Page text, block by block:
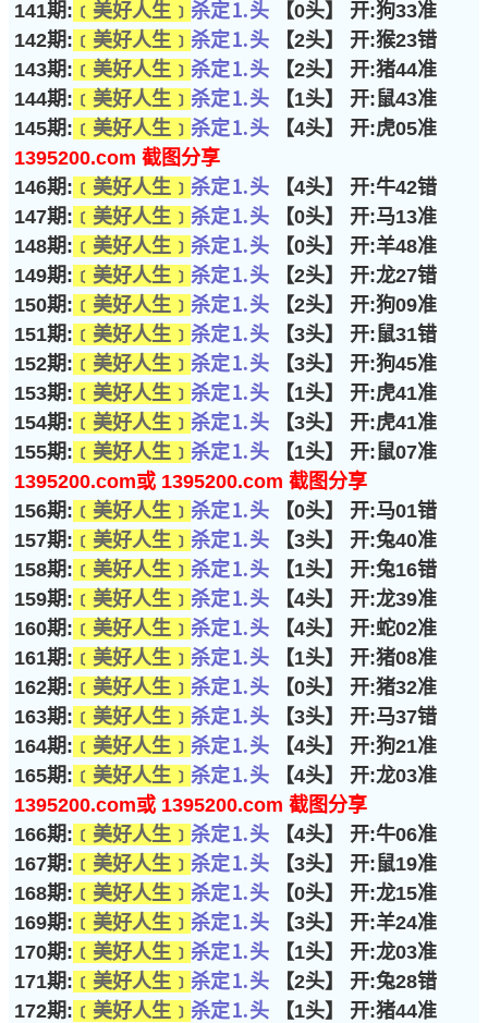
141期: ﹝美好人生﹞ 杀定⒈头 【0头】 开:狗33准
142期: ﹝美好人生﹞ 杀定⒈头 【2头】 开:猴23错
143期: ﹝美好人生﹞ 杀定⒈头 【2头】 开:猪44准
144期: ﹝美好人生﹞ 杀定⒈头 【1头】 开:鼠43准
145期: ﹝美好人生﹞ 杀定⒈头 【4头】 开:虎05准
1395200.com 截图分享
146期: ﹝美好人生﹞ 杀定⒈头 【4头】 开:牛42错
147期: ﹝美好人生﹞ 杀定⒈头 【0头】 开:马13准
148期: ﹝美好人生﹞ 杀定⒈头 【0头】 开:羊48准
149期: ﹝美好人生﹞ 杀定⒈头 【2头】 开:龙27错
150期: ﹝美好人生﹞ 杀定⒈头 【2头】 开:狗09准
151期: ﹝美好人生﹞ 杀定⒈头 【3头】 开:鼠31错
152期: ﹝美好人生﹞ 杀定⒈头 【3头】 开:狗45准
153期: ﹝美好人生﹞ 杀定⒈头 【1头】 开:虎41准
154期: ﹝美好人生﹞ 杀定⒈头 【3头】 开:虎41准
155期: ﹝美好人生﹞ 杀定⒈头 【1头】 开:鼠07准
1395200.com或 1395200.com 截图分享
156期: ﹝美好人生﹞ 杀定⒈头 【0头】 开:马01错
157期: ﹝美好人生﹞ 杀定⒈头 【3头】 开:兔40准
158期: ﹝美好人生﹞ 杀定⒈头 【1头】 开:兔16错
159期: ﹝美好人生﹞ 杀定⒈头 【4头】 开:龙39准
160期: ﹝美好人生﹞ 杀定⒈头 【4头】 开:蛇02准
161期: ﹝美好人生﹞ 杀定⒈头 【1头】 开:猪08准
162期: ﹝美好人生﹞ 杀定⒈头 【0头】 开:猪32准
163期: ﹝美好人生﹞ 杀定⒈头 【3头】 开:马37错
164期: ﹝美好人生﹞ 杀定⒈头 【4头】 开:狗21准
165期: ﹝美好人生﹞ 杀定⒈头 【4头】 开:龙03准
1395200.com或 1395200.com 截图分享
166期: ﹝美好人生﹞ 杀定⒈头 【4头】 开:牛06准
167期: ﹝美好人生﹞ 杀定⒈头 【3头】 开:鼠19准
168期: ﹝美好人生﹞ 杀定⒈头 【0头】 开:龙15准
169期: ﹝美好人生﹞ 杀定⒈头 【3头】 开:羊24准
170期: ﹝美好人生﹞ 杀定⒈头 【1头】 开:龙03准
171期: ﹝美好人生﹞ 杀定⒈头 【2头】 开:兔28错
172期: ﹝美好人生﹞ 杀定⒈头 【1头】 开:猪44准